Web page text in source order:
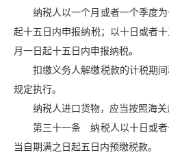
纳税人以一个月或者一个季度
起十五日内申报纳税；以十日或者
月一日起十五日内申报纳税。
扣缴义务人解缴税款的计税期
规定执行。
纳税人进口货物，应当按照海关
第三十一条 纳税人以十日或者
当自期满之日起五日内预缴税款。